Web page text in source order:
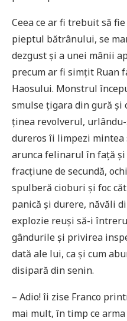
Ceea ce ar fi trebuit să
pieptul bătrânului, se
dezgust și a unei mânii
precum ar fi simțit Ruan
Haosului. Monstrul
smulse țigara din gură și
ținea revolverul,
dureros îi limpezi
arunca felinarul în față
fracțiune de secundă,
spulberă cioburi și foc
panică și durere, năvăli
explozie reuși să-i
gândurile și privirea
dată ale lui, ca și cum
disipară din senin.
– Adio! îi zise Franco
mai mult, în timp ce